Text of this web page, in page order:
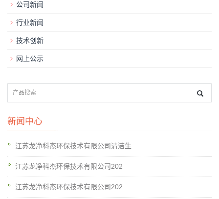
公司新闻
行业新闻
技术创新
网上公示
新闻中心
江苏龙净科杰环保技术有限公司清洁生
江苏龙净科杰环保技术有限公司202
江苏龙净科杰环保技术有限公司202